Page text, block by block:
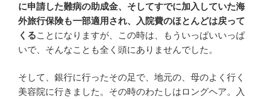
に申請した難病の助成金、そしてすでに加入していた海
外旅行保険も一部適用され、入院費のほとんどは戻って
くることになりますが、この時は、もういっぱいいっぱ
いで、そんなことも全く頭にありませんでした。
そして、銀行に行ったその足で、地元の、母のよく行く
美容院に行きました。その時のわたしはロングヘア。入